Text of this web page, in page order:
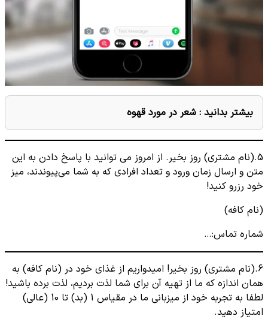
بیشتر بدانید : شعر در مورد قهوه
5.(نام مشتری) روز بخیر. از امروز می توانید با پاسخ دادن به این
متن و ارسال زمان ورود و تعداد افرادی که به شما می‌پیوندند، میز
خود رزرو کنید!
(نام کافه)
شماره تماس:…
6.(نام مشتری) روز بخیر! امیدواریم از غذای خود در (نام کافه) به
همان اندازه که ما از تهیه آن برای شما لذت بردیم، لذت برده باشید!
لطفا به تجربه خود از میزبانی ما در مقیاس 1 (بد) تا 10 (عالی)
امتیاز دهید.